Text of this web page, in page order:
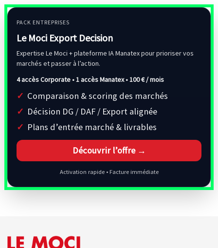
PACK ENTREPRISES
Le Moci Export Decision
Expertise Le Moci + plateforme IA Manatex pour prioriser vos
marchés et passer à l’action.
4 accès Corporate • 1 accès Manatex •100 € / mois
Comparaison & scoring des marchés
Décision DG / DAF / Export alignée
Plans d’entrée marché & livrables
Découvrir l’offre →
Activation rapide • Facture immédiate